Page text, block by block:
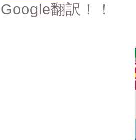
Google翻訳！！